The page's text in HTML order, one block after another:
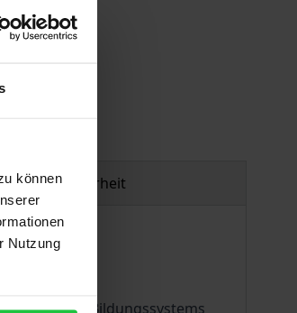
können
Nutzung
Produktsicherheit
der
spanischen Bildungssystems